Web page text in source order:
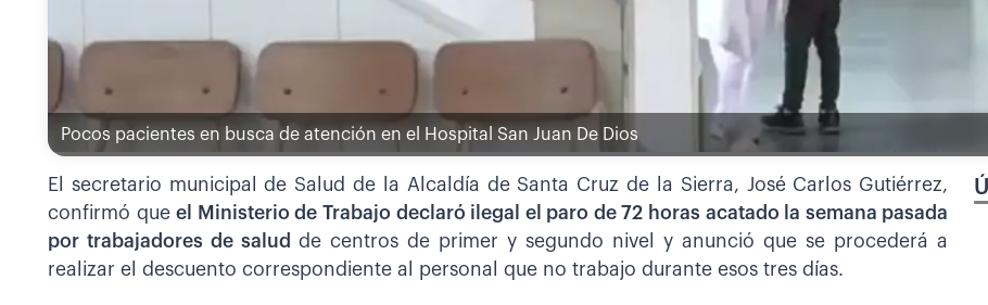
Pocos pacientes en busca de atención en el Hospital San Juan De Dios
El secretario municipal de Salud de la Alcaldía de Santa Cruz de la Sierra, José Carlos Gutiérrez,
confirmó queel Ministerio de Trabajo declaró ilegal el paro de 72 horas acatado la semana pasada
por trabajadores de saludde centros de primer y segundo nivel y anunció que se procederá a
realizar el descuento correspondiente al personal que no trabajo durante esos tres días.